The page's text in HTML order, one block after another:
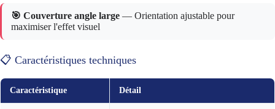
🎯 Couverture angle large — Orientation ajustable pour
maximiser l'effet visuel
📋 Caractéristiques techniques
Caractéristique Détail